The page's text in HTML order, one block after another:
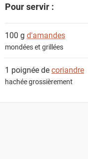
Pour servir :
100 g d'amandes
mondées et grillées
1 poignée decoriandre
hachée grossièrement